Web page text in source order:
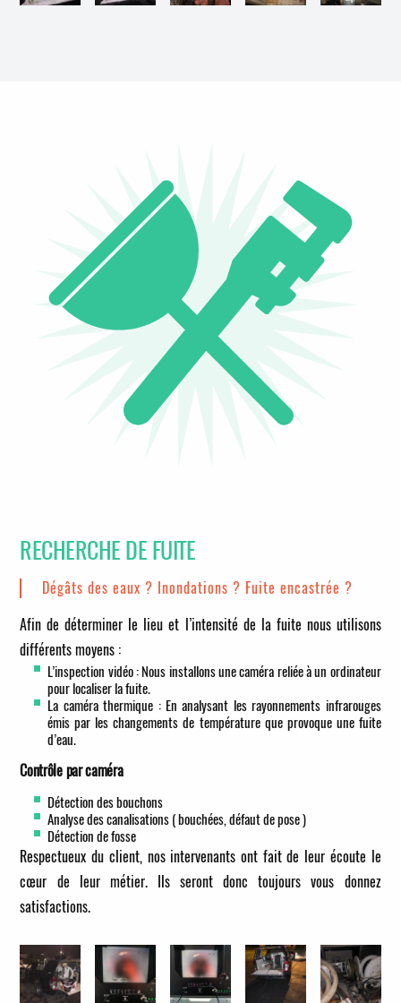
RECHERCHE DE FUITE
Dégâts des eaux ? Inondations ? Fuite encastrée ?
Afin de déterminer le lieu et l’intensité de la fuite nous utilisons
différents moyens :
L’inspection vidéo : Nous installons une caméra reliée à un ordinateur
pour localiser la fuite.
La caméra thermique : En analysant les rayonnements infrarouges
émis par les changements de température que provoque une fuite
d’eau.
Contrôle par caméra
Détection des bouchons
Analyse des canalisations ( bouchées, défaut de pose )
Détection de fosse
Respectueux du client, nos intervenants ont fait de leur écoute le
cœur de leur métier. Ils seront donc toujours vous donnez
satisfactions.